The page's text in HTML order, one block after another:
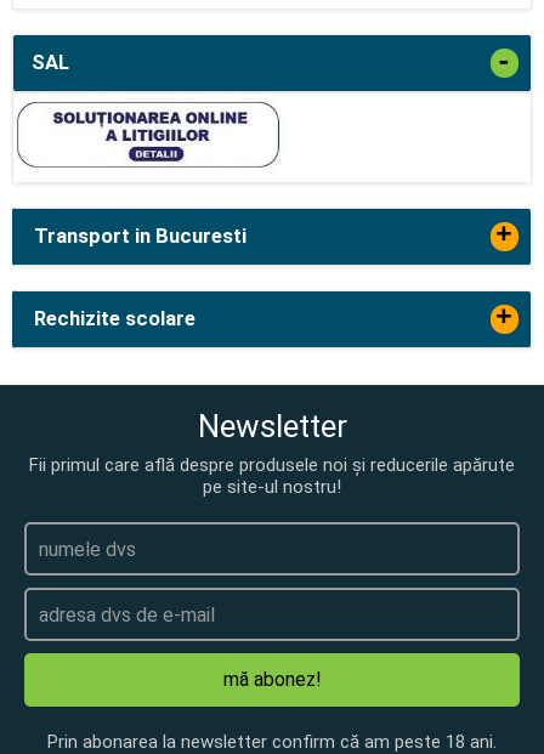
SAL -
Transport in Bucuresti +
Rechizite scolare +
Newsletter
Fii primul care află despre produsele noi și reducerile apărute
pe site-ul nostru!
mă abonez!
Prin abonarea la newsletter confirm că am peste 18 ani.